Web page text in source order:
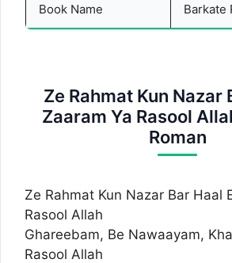
Book Name Barkate
Ze Rahmat Kun Nazar
Zaaram Ya Rasool
Roman
Ze Rahmat Kun Nazar Bar Haal
Rasool Allah
Ghareebam, Be Nawaayam,
Rasool Allah